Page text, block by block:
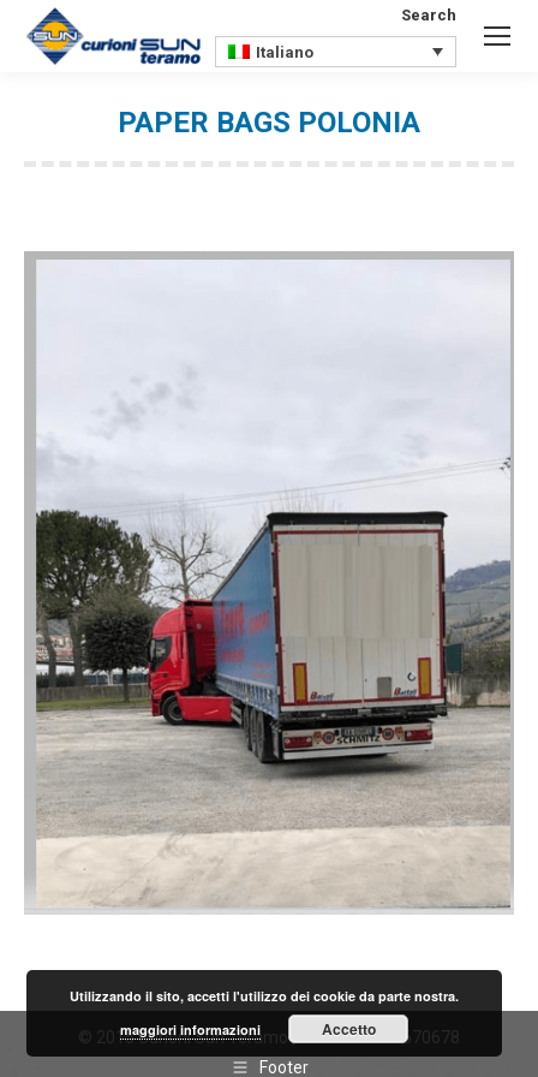
Search:
Search
Italiano
PAPER BAGS POLONIA
© 2015 Curioni Sun Teramo | P.IVA IT01736670678
Footer
Utilizzando il sito, accetti l'utilizzo dei cookie da parte nostra.
maggiori informazioni
Accetto